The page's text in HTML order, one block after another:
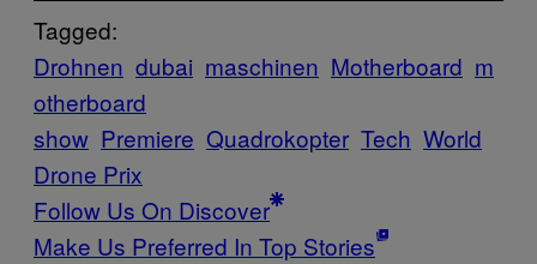
Tagged:
Drohnen dubai maschinen Motherboard m
otherboard
show Premiere Quadrokopter Tech World
Drone Prix
Follow Us On Discover
Make Us Preferred In Top Stories